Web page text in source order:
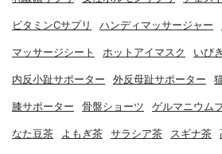
ビタミンCサプリ ハンディマッサージャー
マッサージシート ホットアイマスク いび
内反小趾サポーター 外反母趾サポーター
膝サポーター 骨盤ショーツ ゲルマニウム
なた豆茶 よもぎ茶 サラシア茶 スギナ茶